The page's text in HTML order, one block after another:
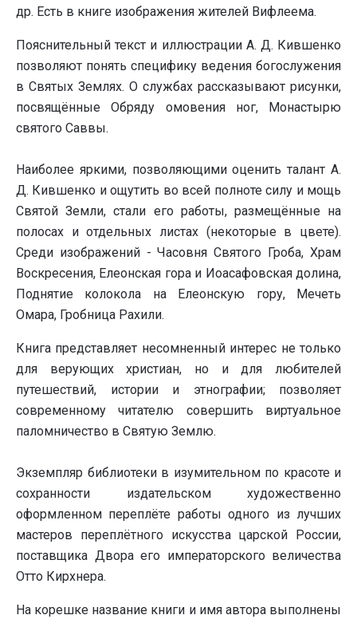
др. Есть в книге изображения жителей Вифлеема.
Пояснительный текст и иллюстрации А. Д. Кившенко
позволяют понять специфику ведения богослужения
в Святых Землях. О службах рассказывают рисунки,
посвящённые Обряду омовения ног, Монастырю
святого Саввы.
Наиболее яркими, позволяющими оценить талант А.
Д. Кившенко и ощутить во всей полноте силу и мощь
Святой Земли, стали его работы, размещённые на
полосах и отдельных листах (некоторые в цвете).
Среди изображений - Часовня Святого Гроба, Храм
Воскресения, Елеонская гора и Иоасафовская долина,
Поднятие колокола на Елеонскую гору, Мечеть
Омара, Гробница Рахили.
Книга представляет несомненный интерес не только
для верующих христиан, но и для любителей
путешествий, истории и этнографии; позволяет
современному читателю совершить виртуальное
паломничество в Святую Землю.
Экземпляр библиотеки в изумительном по красоте и
сохранности издательском художественно
оформленном переплёте работы одного из лучших
мастеров переплётного искусства царской России,
поставщика Двора его императорского величества
Отто Кирхнера.
На корешке название книги и имя автора выполнены